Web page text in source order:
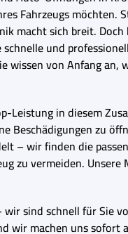
Fahrzeugs möchten.
macht sich breit.
und
wissen von Anfang
Leistung in diesem
Beschädigungen zu
– wir finden die
zu vermeiden.
sind schnell für Sie
wir machen uns sofort